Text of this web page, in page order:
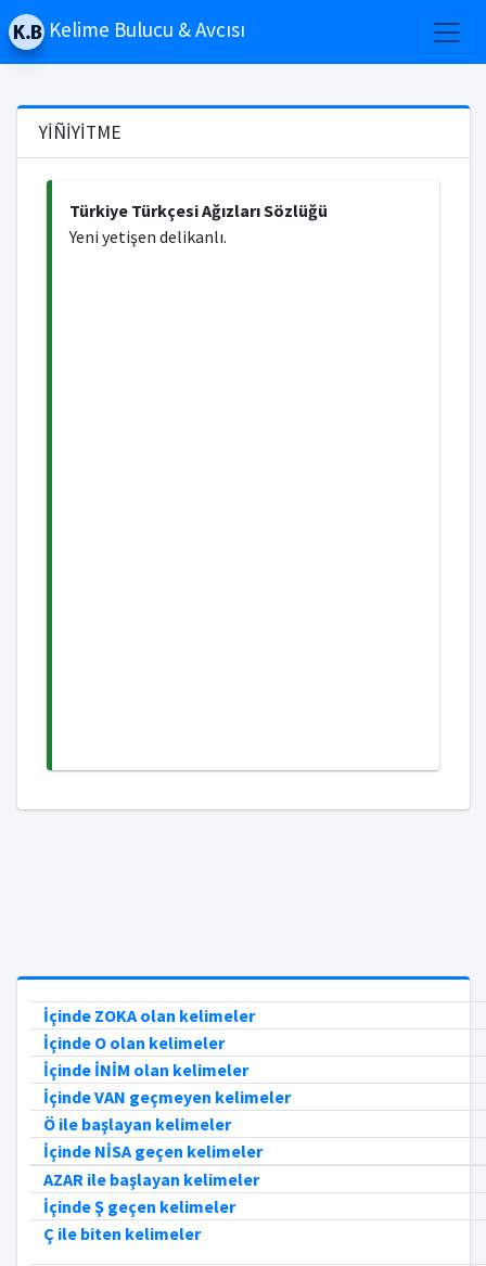
Kelime Bulucu & Avcısı
YİÑİYİTME
Türkiye Türkçesi Ağızları Sözlüğü
Yeni yetişen delikanlı.
İçinde ZOKA olan kelimeler
İçinde O olan kelimeler
İçinde İNİM olan kelimeler
İçinde VAN geçmeyen kelimeler
Ö ile başlayan kelimeler
İçinde NİSA geçen kelimeler
AZAR ile başlayan kelimeler
İçinde Ş geçen kelimeler
Ç ile biten kelimeler